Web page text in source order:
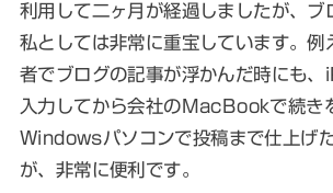
利用して二ヶ月が経過しましたが、ブ
私としては非常に重宝しています。例
者でブログの記事が浮かんだ時にも
入力してから会社のMacBookで続き
Windowsパソコンで投稿まで仕上げ
が、非常に便利です。